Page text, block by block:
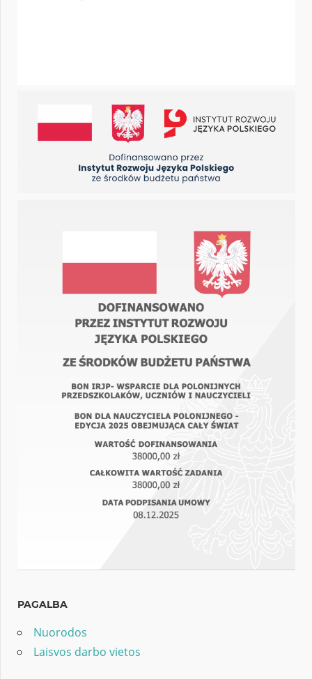
PAGALBA
Nuorodos
Laisvos darbo vietos